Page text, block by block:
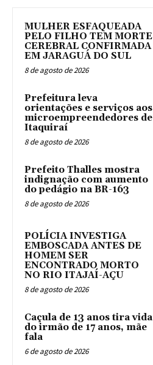
MULHER ESFAQUEADA
PELO FILHO TEM MORTE
CEREBRAL CONFIRMADA
EM JARAGUÁ DO SUL
8 de agosto de 2026
Prefeitura leva
orientações e serviços aos
microempreendedores de
Itaquiraí
8 de agosto de 2026
Prefeito Thalles mostra
indignação com aumento
do pedágio na BR-163
8 de agosto de 2026
POLÍCIA INVESTIGA
EMBOSCADA ANTES DE
HOMEM SER
ENCONTRADO MORTO
NO RIO ITAJAÍ-AÇU
8 de agosto de 2026
Caçula de 13 anos tira vida
do irmão de 17 anos, mãe
fala
6 de agosto de 2026